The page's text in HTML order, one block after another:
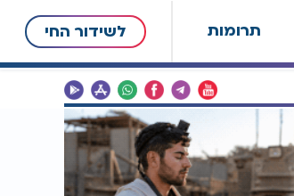
תרומות לשידור החי